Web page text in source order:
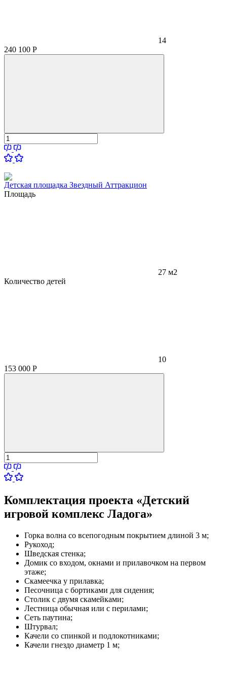
14
240 100 Р
Детская площадка Звездный Аттракцион
Площадь
27 м2
Количество детей
10
153 000 Р
Комплектация проекта «Детский
игровой комплекс Ладога»
Горка волна со всепогодным покрытием длиной 3 м;
Рукоход;
Шведская стенка;
Домик со входом, окнами и прилавочком на первом
этаже;
Скамеечка у прилавка;
Песочница с бортиками для сидения;
Столик с двумя скамейками;
Лестница обычная или с перилами;
Сеть паутина;
Штурвал;
Качели со спинкой и подлокотниками;
Качели гнездо диаметр 1 м;